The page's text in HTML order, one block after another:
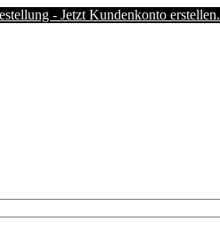
- Jetzt Kundenkonto erstellen.